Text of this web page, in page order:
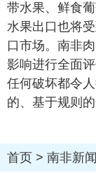
带水果、鲜食
水果出口也将
口市场。南非
影响进行全面
任何破坏都令
的、基于规则
首页 > 南非新闻